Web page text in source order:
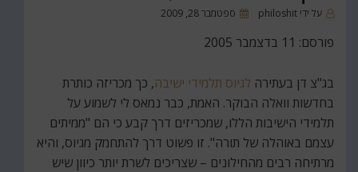
על ידי philoshit
פורסםספטמבר 28, 2009
פורסם: 11 בדצמבר 2005
בג"צ דן בעתירה לגיוס תלמידי ישיבה, כך מכריזה כותרת
בחדשות וואלה הבוקר. האמת, כבר נמאס לי לשמוע על
תלמידי הישיבות הללו, שמכריזים דרך קבע כי הם "ממיתים
עצמם באוהלה של תורה". זו פשוט דרך להתחמק מגיוס, והיא
מרתיחה רבים מהחילונים – שצריכים לשרת יותר כיוון שיש